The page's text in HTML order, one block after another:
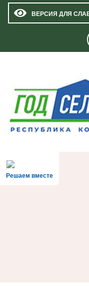
ВЕРСИЯ ДЛЯ
Решаем вместе